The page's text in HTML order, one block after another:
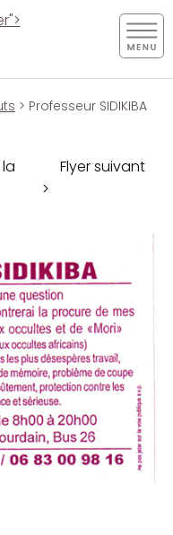
> Professeur SIDIKIBA
Flyer suivant
>